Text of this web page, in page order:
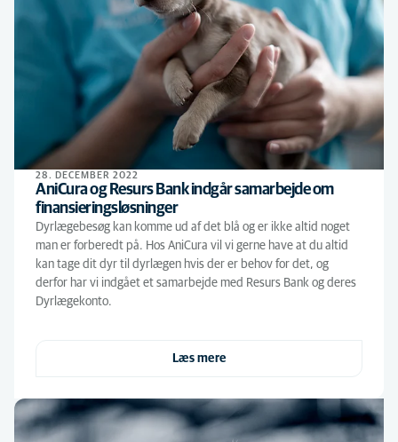
28. DECEMBER 2022
AniCura og Resurs Bank indgår samarbejde om
finansieringsløsninger
Dyrlægebesøg kan komme ud af det blå og er ikke altid noget
man er forberedt på. Hos AniCura vil vi gerne have at du altid
kan tage dit dyr til dyrlægen hvis der er behov for det, og
derfor har vi indgået et samarbejde med Resurs Bank og deres
Dyrlægekonto.
Læs mere